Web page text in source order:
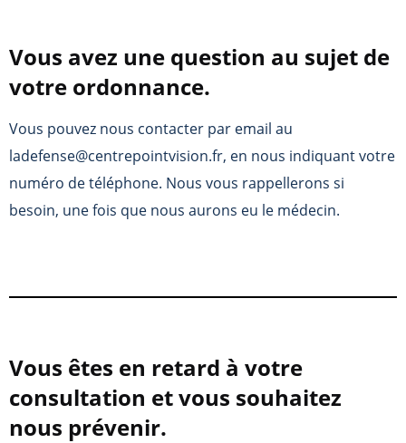
Vous avez une question au sujet de
votre ordonnance.
Vous pouvez nous contacter par email au
ladefense@centrepointvision.fr, en nous indiquant votre
numéro de téléphone. Nous vous rappellerons si
besoin, une fois que nous aurons eu le médecin.
Vous êtes en retard à votre
consultation et vous souhaitez
nous prévenir.